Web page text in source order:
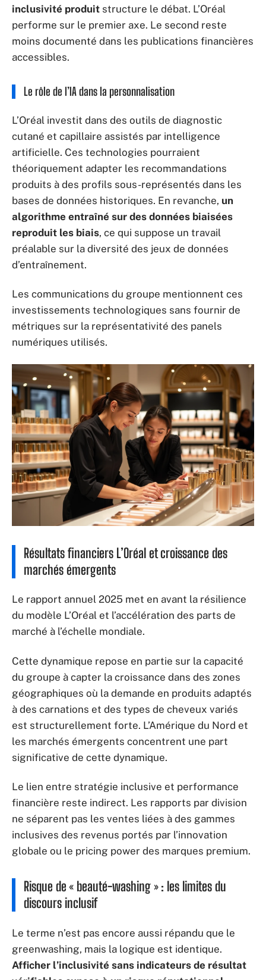
inclusivité produit structure le débat. L’Oréal
performe sur le premier axe. Le second reste
moins documenté dans les publications financières
accessibles.
Le rôle de l’IA dans la personnalisation
L’Oréal investit dans des outils de diagnostic
cutané et capillaire assistés par intelligence
artificielle. Ces technologies pourraient
théoriquement adapter les recommandations
produits à des profils sous-représentés dans les
bases de données historiques. En revanche, un
algorithme entraîné sur des données biaisées
reproduit les biais, ce qui suppose un travail
préalable sur la diversité des jeux de données
d’entraînement.
Les communications du groupe mentionnent ces
investissements technologiques sans fournir de
métriques sur la représentativité des panels
numériques utilisés.
Résultats financiers L’Oréal et croissance des
marchés émergents
Le rapport annuel 2025 met en avant la résilience
du modèle L’Oréal et l’accélération des parts de
marché à l’échelle mondiale.
Cette dynamique repose en partie sur la capacité
du groupe à capter la croissance dans des zones
géographiques où la demande en produits adaptés
à des carnations et des types de cheveux variés
est structurellement forte. L’Amérique du Nord et
les marchés émergents concentrent une part
significative de cette dynamique.
Le lien entre stratégie inclusive et performance
financière reste indirect. Les rapports par division
ne séparent pas les ventes liées à des gammes
inclusives des revenus portés par l’innovation
globale ou le pricing power des marques premium.
Risque de « beauté-washing » : les limites du
discours inclusif
Le terme n’est pas encore aussi répandu que le
greenwashing, mais la logique est identique.
Afficher l’inclusivité sans indicateurs de résultat